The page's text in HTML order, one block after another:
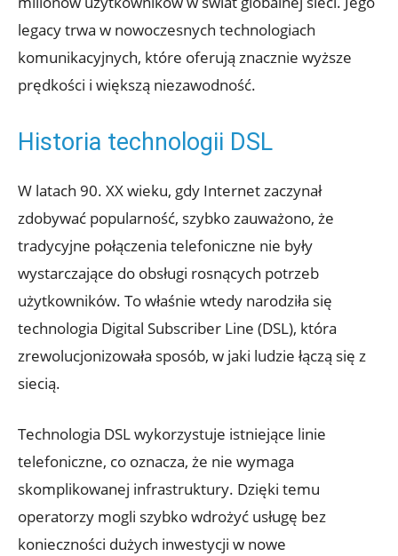
legacy trwa w nowoczesnych technologiach
komunikacyjnych, które oferują znacznie wyższe
prędkości i większą niezawodność.
Historia technologii DSL
W latach 90. XX wieku, gdy Internet zaczynał
zdobywać popularność, szybko zauważono, że
tradycyjne połączenia telefoniczne nie były
wystarczające do obsługi rosnących potrzeb
użytkowników. To właśnie wtedy narodziła się
technologia Digital Subscriber Line (DSL), która
zrewolucjonizowała sposób, w jaki ludzie łączą się z
siecią.
Technologia DSL wykorzystuje istniejące linie
telefoniczne, co oznacza, że nie wymaga
skomplikowanej infrastruktury. Dzięki temu
operatorzy mogli szybko wdrożyć usługę bez
konieczności dużych inwestycji w nowe